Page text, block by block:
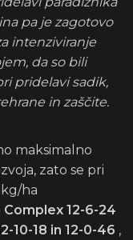
pa je zagotovo
intenziviranje
da so bili
pridelavi sadik,
in zaščite.
maksimalno
zato se pri
ha
Complex 12-6-24
10-18 in 12-0-46 ,